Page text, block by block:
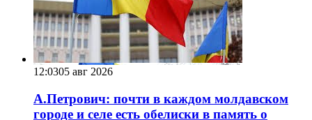
12:0305 авг 2026
А.Петрович: почти в каждом молдавском
городе и селе есть обелиски в память о